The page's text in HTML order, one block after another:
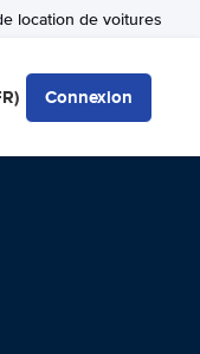
location de voitures
Connexion